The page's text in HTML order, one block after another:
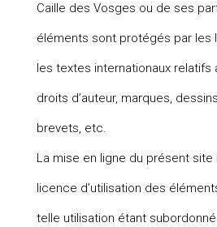
Caille des Vosges ou de ses
éléments sont protégés par les
les textes internationaux relatifs
droits d’auteur, marques,
brevets, etc.
La mise en ligne du présent site
licence d’utilisation des
telle utilisation étant